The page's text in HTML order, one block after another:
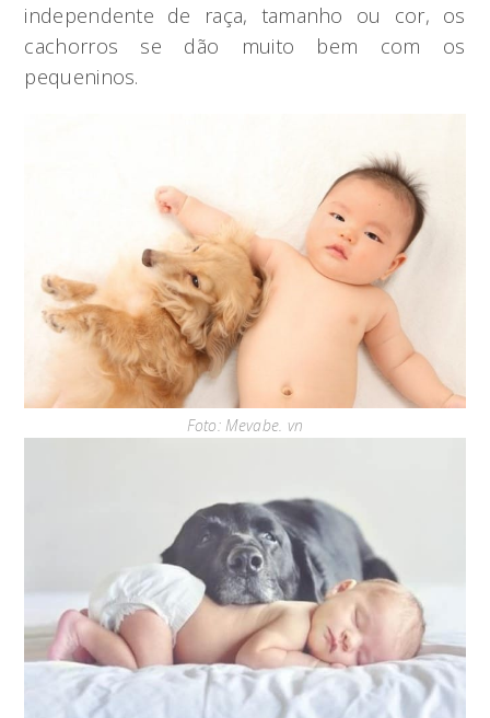
independente de raça, tamanho ou cor, os
cachorros se dão muito bem com os
pequeninos.
Foto: Mevabe. vn